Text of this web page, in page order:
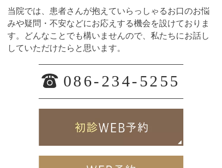
当院では、患者さんが抱えていらっしゃるお口のお悩
みや疑問・不安などにお応えする機会を設けておりま
す。どんなことでも構いませんので、私たちにお話し
していただけたらと思います。
086-234-5255